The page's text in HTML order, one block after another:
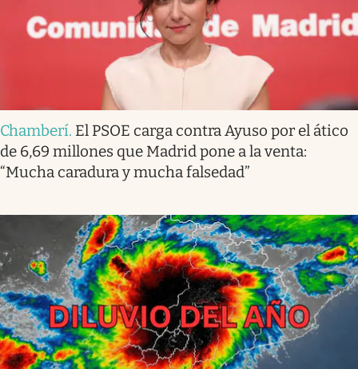
Chamberí. El PSOE carga contra Ayuso por el ático
de 6,69 millones que Madrid pone a la venta:
“Mucha caradura y mucha falsedad”